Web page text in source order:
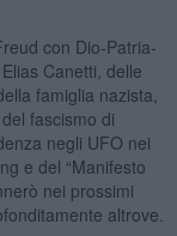
con Dio-Patria-
Canetti, delle
famiglia nazista,
fascismo di
negli UFO nei
e del “Manifesto
nei prossimi
altrove.